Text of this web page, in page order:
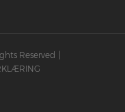
Reserved |